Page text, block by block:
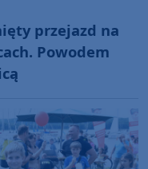
przejazd na
Powodem